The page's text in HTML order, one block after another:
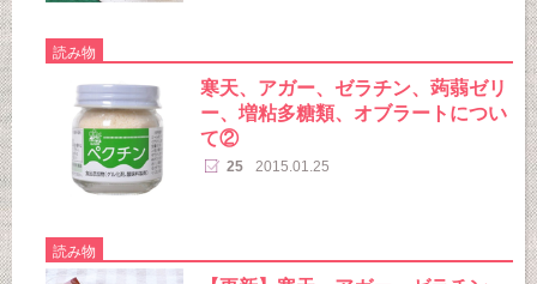
読み物
寒天、アガー、ゼラチン、蒟蒻ゼリ
ー、増粘多糖類、オブラートについ
て②
25 2015.01.25
読み物